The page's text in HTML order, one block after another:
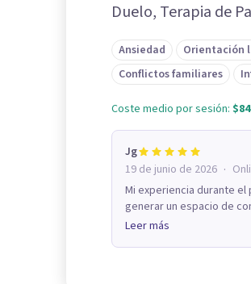
Duelo, Terapia de
Ansiedad Orientación
Conflictos familiares
Coste medio por sesión:
Jg
19 de junio de 2026 ·
Mi experiencia durante
generar un espacio de
Leer más